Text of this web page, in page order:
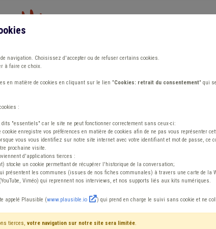
Publications Outils Fiches
règlement de travail pour les communes et les CPAS
du
navigation. Choisissez d'accepter ou de refuser certains cookies.
à faire ce choix.
en matière de cookies en cliquant sur le lien "Cookies: retrait du consentement" qui
:
dits "essentiels" car le site ne peut fonctionner correctement sans ceux-ci:
cookie enregistre vos préférences en matière de cookies afin de ne pas vous représenter
vous vous identifiez sur notre site internet avec votre identifiant et mot de passe, ce
prochaine visite.
d'applications tierces :
stocke un cookie permettant de récupérer l'historique de la conversation;
présentent les communes (issues de nos fiches communales) à travers une carte de la
Viméo) qui reprennent nos interviews, et nos supports liés aux kits numériques.
appelé Plausible (www.plausible.io ) qui prend en charge le suivi sans cookie et ne
tierces, votre navigation sur notre site sera limitée.